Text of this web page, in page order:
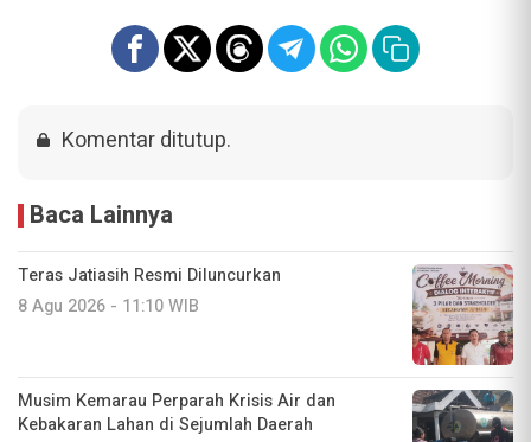
Komentar ditutup.
Baca Lainnya
Teras Jatiasih Resmi Diluncurkan
8 Agu 2026 - 11:10 WIB
Musim Kemarau Perparah Krisis Air dan
Kebakaran Lahan di Sejumlah Daerah